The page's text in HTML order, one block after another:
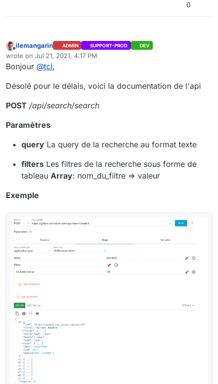
0
Offline
jlemangarin ADMIN SUPPORT-PROD DEV
wrote on Jul 21, 2021, 4:17 PM
last edited by
Bonjour @tcl,
Désolé pour le délais, voici la documentation de l'api
POST /api/search/search
Paramètres
query La query de la recherche au format texte
filters Les filtres de la recherche sous forme de
tableau Array: nom_du_filtre => valeur
Exemple